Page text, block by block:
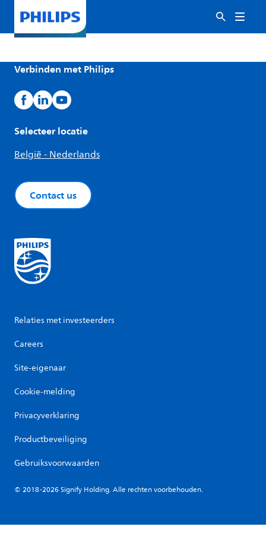
Verbinden met Philips
Selecteer locatie
België - Nederlands
Contact us
Relaties met investeerders
Careers
Site-eigenaar
Cookie-melding
Privacyverklaring
Productbeveiliging
Gebruiksvoorwaarden
© 2018-2026 Signify Holding. Alle rechten voorbehouden.